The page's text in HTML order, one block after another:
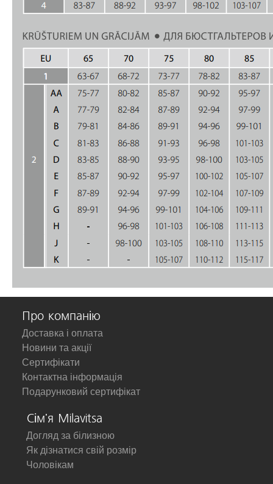
Про компанію
Доставка і оплата
Новини та акції
Сертифікати
Контактна інформація
Подарунковий сертифікат
Сім'я Milavitsa
Догляд за білизною
Як дізнатися свій розмір
Чоловікам